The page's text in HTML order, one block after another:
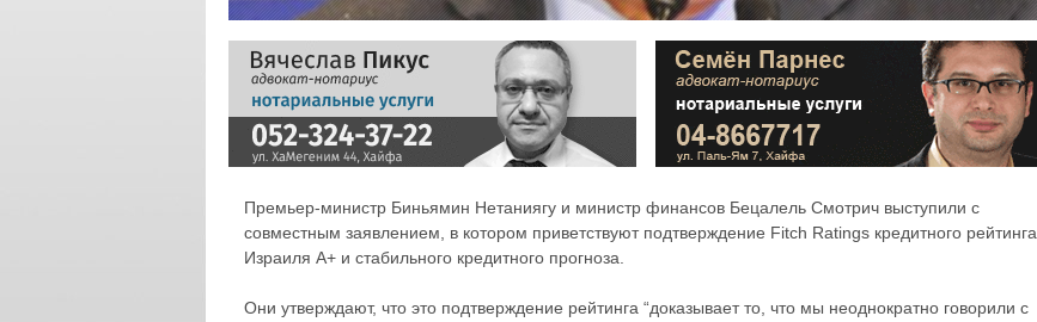
Премьер-министр Биньямин Нетаниягу и министр финансов Бецалель Смотрич выступили с
совместным заявлением, в котором приветствуют подтверждение Fitch Ratings кредитного рейтинга
Израиля A+ и стабильного кредитного прогноза.
Они утверждают, что это подтверждение рейтинга “доказывает то, что мы неоднократно говорили с